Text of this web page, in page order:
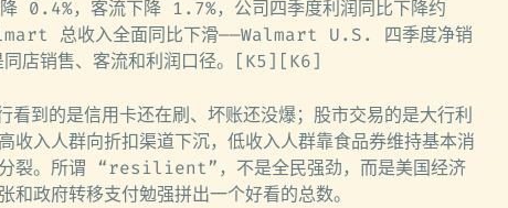
，客流下降 1.7%，公司四季度利润同比下降约
总收入全面同比下滑——Walmart U.S. 四季度净销
店销售、客流和利润口径。[K5][K6]
到的是信用卡还在刷、坏账还没爆；股市交易的是大行利
收入人群向折扣渠道下沉，低收入人群靠食品券维持基本消
分裂。所谓 “resilient”，不是全民强劲，而是美国经济
政府转移支付勉强拼出一个好看的总数。